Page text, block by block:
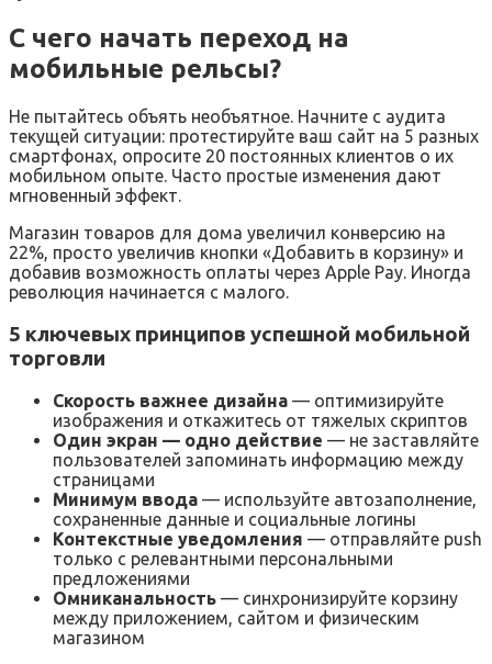
С чего начать переход на
мобильные рельсы?
Не пытайтесь объять необъятное. Начните с аудита
текущей ситуации: протестируйте ваш сайт на 5 разных
смартфонах, опросите 20 постоянных клиентов о их
мобильном опыте. Часто простые изменения дают
мгновенный эффект.
Магазин товаров для дома увеличил конверсию на
22%, просто увеличив кнопки «Добавить в корзину» и
добавив возможность оплаты через Apple Pay. Иногда
революция начинается с малого.
5 ключевых принципов успешной мобильной
торговли
Скорость важнее дизайна — оптимизируйте
изображения и откажитесь от тяжелых скриптов
Один экран — одно действие — не заставляйте
пользователей запоминать информацию между
страницами
Минимум ввода — используйте автозаполнение,
сохраненные данные и социальные логины
Контекстные уведомления — отправляйте push
только с релевантными персональными
предложениями
Омниканальность — синхронизируйте корзину
между приложением, сайтом и физическим
магазином